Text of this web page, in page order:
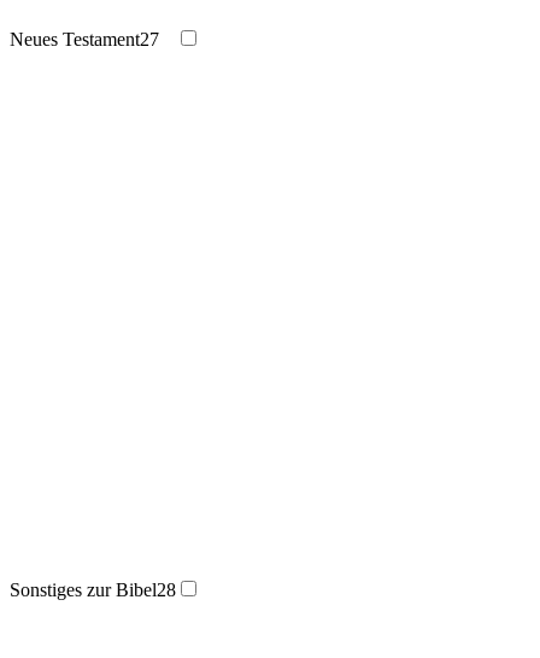
Neues Testament27
Sonstiges zur Bibel28